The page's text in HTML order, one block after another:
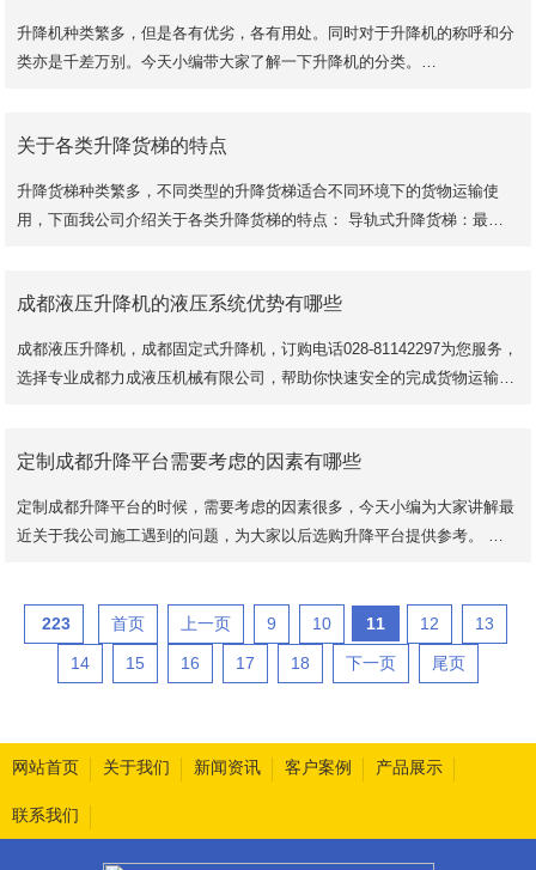
升降机种类繁多，但是各有优劣，各有用处。同时对于升降机的称呼和分
类亦是千差万别。今天小编带大家了解一下升降机的分类。
关于各类升降货梯的特点
升降货梯种类繁多，不同类型的升降货梯适合不同环境下的货物运输使
用，下面我公司介绍关于各类升降货梯的特点： 导轨式升降货梯：最常
成都液压升降机的液压系统优势有哪些
成都液压升降机，成都固定式升降机，订购电话028-81142297为您服务，
选择专业成都力成液压机械有限公司，帮助你快速安全的完成货物运输需
定制成都升降平台需要考虑的因素有哪些
定制成都升降平台的时候，需要考虑的因素很多，今天小编为大家讲解最
近关于我公司施工遇到的问题，为大家以后选购升降平台提供参考。 基
223 首页 上一页 9 10 11 12 13
14 15 16 17 18 下一页 尾页
网站首页 关于我们 新闻资讯 客户案例 产品展示
联系我们